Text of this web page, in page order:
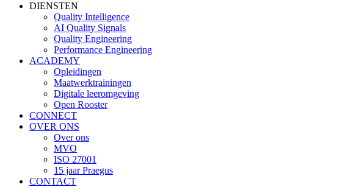
DIENSTEN
Quality Intelligence
AI Quality Signals
Quality Engineering
Performance Engineering
ACADEMY
Opleidingen
Maatwerktrainingen
Digitale leeromgeving
Open Rooster
CONNECT
OVER ONS
Over ons
MVO
ISO 27001
15 jaar Praegus
CONTACT